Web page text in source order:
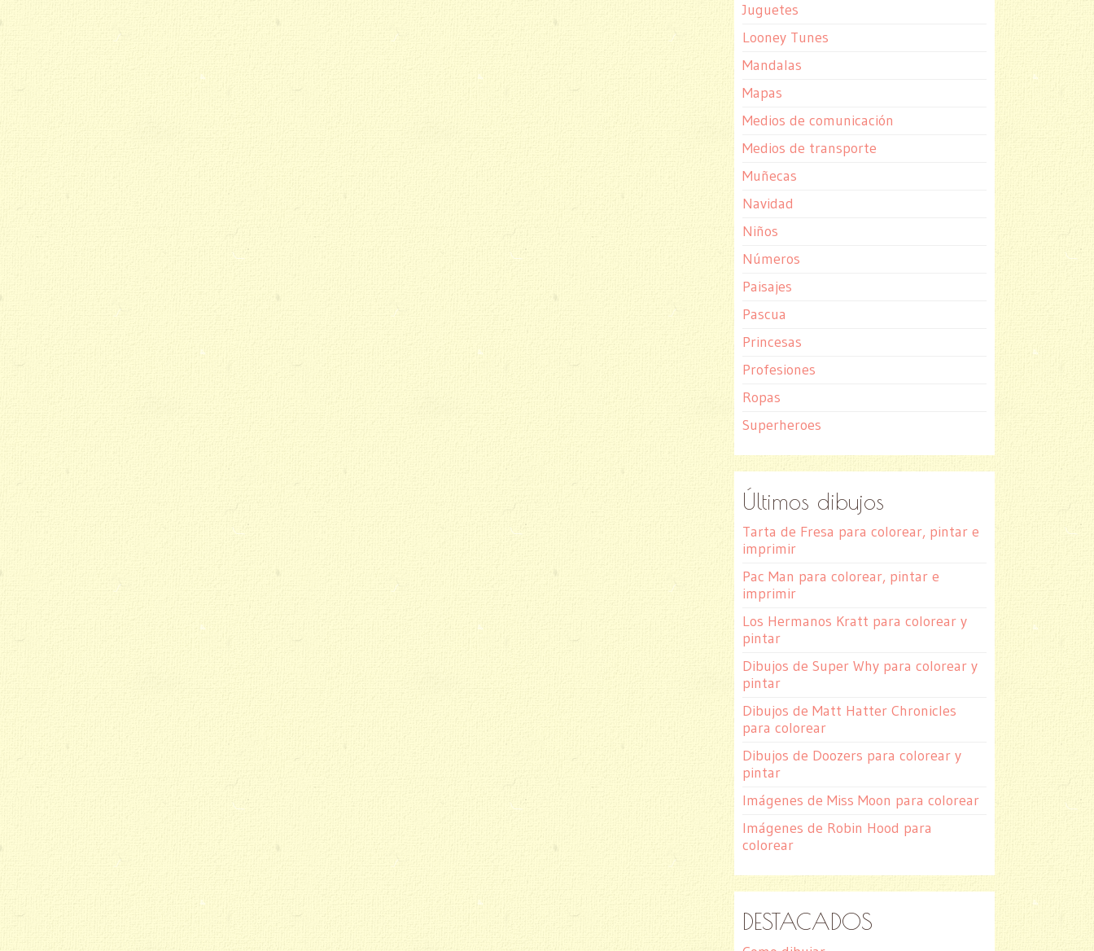
Juguetes
Looney Tunes
Mandalas
Mapas
Medios de comunicación
Medios de transporte
Muñecas
Navidad
Niños
Números
Paisajes
Pascua
Princesas
Profesiones
Ropas
Superheroes
Últimos dibujos
Tarta de Fresa para colorear, pintar e
imprimir
Pac Man para colorear, pintar e
imprimir
Los Hermanos Kratt para colorear y
pintar
Dibujos de Super Why para colorear y
pintar
Dibujos de Matt Hatter Chronicles
para colorear
Dibujos de Doozers para colorear y
pintar
Imágenes de Miss Moon para colorear
Imágenes de Robin Hood para
colorear
DESTACADOS